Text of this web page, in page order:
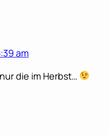
am
die im Herbst…